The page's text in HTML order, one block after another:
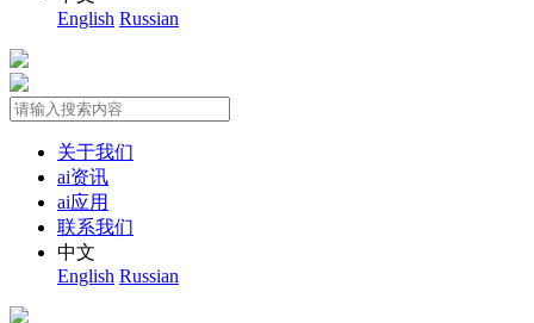
English Russian
关于我们
ai资讯
ai应用
联系我们
中文
English Russian